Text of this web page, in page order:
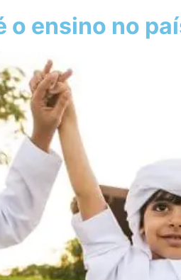
o ensino no